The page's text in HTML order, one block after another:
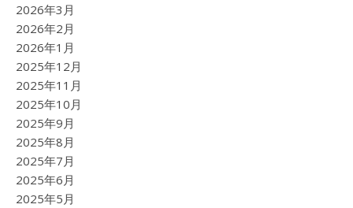
2026年3月
2026年2月
2026年1月
2025年12月
2025年11月
2025年10月
2025年9月
2025年8月
2025年7月
2025年6月
2025年5月